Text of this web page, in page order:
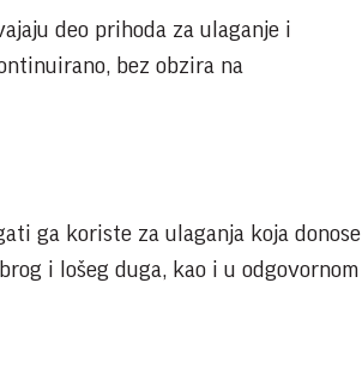
deo prihoda za ulaganje i
bez obzira na
ga koriste za ulaganja koja donose
i lošeg duga, kao i u odgovornom